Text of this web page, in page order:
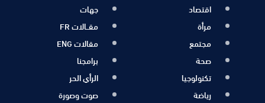
اقتصاد
مرأة
مجتمع
صحة
تكنولوجيا
رياضة
جهات
مقــالات FR
مقالات ENG
برامجنا
الرأي الحر
صوت وصورة